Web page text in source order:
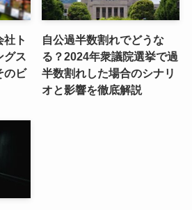
社ト
グス
のビ
自公過半数割れでどうな
る？2024年衆議院選挙で過
半数割れした場合のシナリ
オと影響を徹底解説